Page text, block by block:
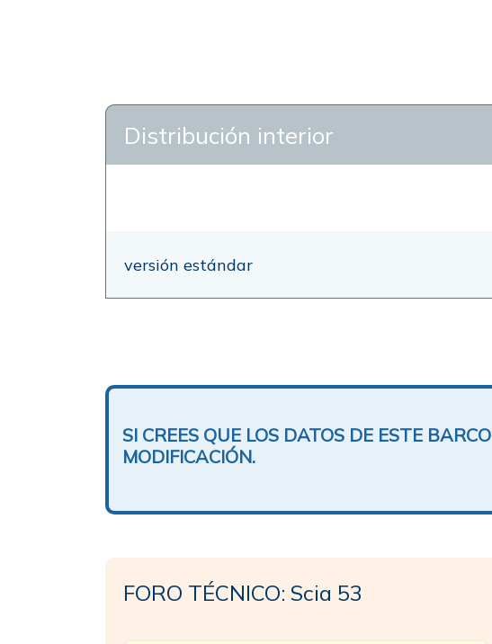
Distribución interior
versión estándar
SI CREES QUE LOS DATOS DE ESTE
MODIFICACIÓN.
FORO TÉCNICO: Scia 53